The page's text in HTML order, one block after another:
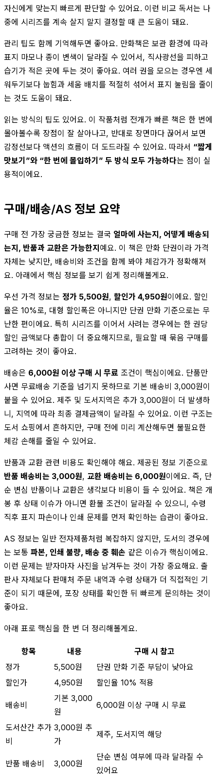
자신에게 맞는지 빠르게 판단할 수 있어요. 이런 비교 독서는 나
중에 시리즈를 계속 살지 말지 결정할 때 큰 도움이 돼요.
관리 팁도 함께 기억해두면 좋아요. 만화책은 보관 환경에 따라
표지 마모나 종이 변색이 달라질 수 있어서, 직사광선을 피하고
습기가 적은 곳에 두는 것이 좋아요. 여러 권을 모으는 경우엔 세
워두기보다 눕힘과 세움 배치를 적절히 섞어서 표지 눌림을 줄이
는 것도 도움이 돼요.
읽는 방식의 팁도 있어요. 이 작품처럼 전개가 빠른 책은 한 번에
몰아볼수록 장점이 잘 살아나고, 반대로 장면마다 끊어서 보면
감정선보다 액션의 흐름이 더 도드라질 수 있어요. 따라서 “짧게
맛보기”와 “한 번에 몰입하기” 두 방식 모두 가능하다는 점이 실
용적이에요.
구매/배송/AS 정보 요약
구매 전 가장 궁금한 정보는 결국 얼마에 사는지, 어떻게 배송되
는지, 반품과 교환은 가능한지예요. 이 책은 만화 단권이라 가격
자체는 낮지만, 배송비와 조건을 함께 봐야 체감가가 정확해져
요. 아래에서 핵심 정보를 보기 쉽게 정리해볼게요.
우선 가격 정보는 정가 5,500원, 할인가 4,950원이에요. 할인
율은 10%로, 대형 할인폭은 아니지만 단권 만화 기준으로는 무
난한 편이에요. 특히 시리즈를 이어서 사려는 경우에는 한 권당
할인 금액보다 총합이 더 중요해지므로, 필요할 때 묶음 구매를
고려하는 것이 좋아요.
배송은 6,000원 이상 구매 시 무료 조건이 핵심이에요. 단품만
사면 무료배송 기준을 넘기지 못하므로 기본 배송비 3,000원이
붙을 수 있어요. 제주 및 도서지역은 추가 3,000원이 더 발생하
니, 지역에 따라 최종 결제금액이 달라질 수 있어요. 이런 구조는
도서 쇼핑에서 흔하지만, 구매 전에 미리 계산해두면 불필요한
체감 손해를 줄일 수 있어요.
반품과 교환 관련 비용도 확인해야 해요. 제공된 정보 기준으로
반품 배송비는 3,000원, 교환 배송비는 6,000원이에요. 즉, 단
순 변심 반품이나 교환은 생각보다 비용이 들 수 있어요. 책은 개
봉 후 상태 이슈가 아니면 환불 조건이 달라질 수 있으니, 수령
직후 표지 파손이나 인쇄 문제를 먼저 확인하는 습관이 좋아요.
AS 정보는 일반 전자제품처럼 복잡하지 않지만, 도서의 경우에
는 보통 파본, 인쇄 불량, 배송 중 훼손 같은 이슈가 핵심이에요.
이런 문제는 받자마자 사진을 남겨두는 것이 가장 중요해요. 출
판사 자체보다 판매처 주문 내역과 수령 상태가 더 직접적인 기
준이 되기 때문에, 포장 상태를 확인한 뒤 빠르게 문의하는 것이
좋아요.
아래 표로 핵심을 한 번 더 정리해볼게요.
항목 내용
구매 시 참고
정가
5,500원
단권 만화 기준 부담이 낮아요
할인가
4,950원 할인율 10% 적용
배송비
기본 3,000
원
6,000원 이상 구매 시 무료
도서산간 추가
비
3,000원 추
가
제주, 도서지역 해당
반품 배송비 3,000원
단순 변심 여부에 따라 달라질 수
있어요